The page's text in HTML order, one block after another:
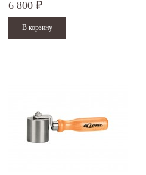
Режим работы офисов в новогодние
праздники 2025 - 2026 г.: г. Москва: 29, 30
6 800 ₽